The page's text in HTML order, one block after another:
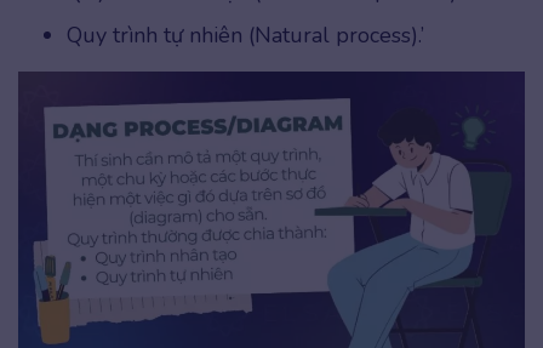
Quy trình tự nhiên (Natural process).’